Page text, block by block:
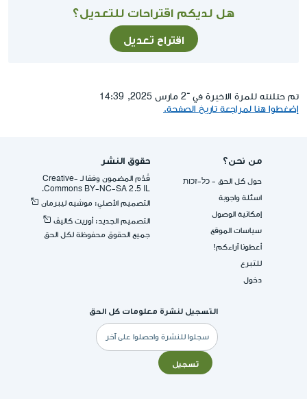
هل لديكم اقتراحات للتعديل؟
اقتراح تعديل
تم حتلنته للمرة الاخيرة في ־2 مارس 2025, 14:39
إضغطوا هنا لمراجعة تاريخ الصفحة.
من نحن؟
حول كل الحق - כל-זכות
اسئلة واجوبة
إمكانية الوصول
سياسات الموقع
أعطونا آراءكم!
للتبرع
دخول
حقوق النشر
قُدِّم المضمون وفقا لـ -Creative
Commons BY-NC-SA 2.5 IL.
التصميم الأصلي: موشيه ليبرمان
التصميم الجديد: أوريت كاليڤ
جميع الحقوق محفوظة لكل الحق
التسجيل لنشرة معلومات كل الحق
البريد
الإلكتروني
تسجيل